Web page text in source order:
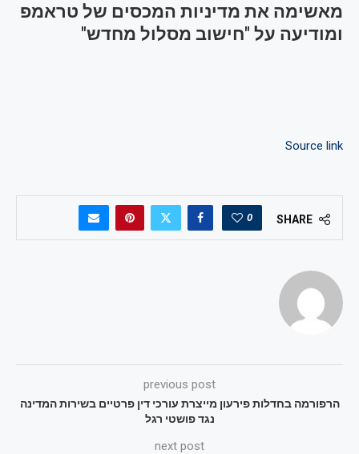
מאשימה את מדיניות המכסים של טראמפ
ומודיעה על "חישוב מסלול מחדש"
Source link
SHARE
0
previous post
הרפורמה בחדלות פירעון מייצרת עורכי דין פרטיים בשירות המדינה
נגד פושטי רגל
next post